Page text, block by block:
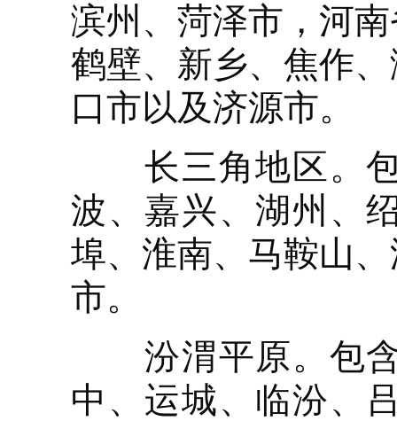
滨州、菏泽市，河
鹤壁、新乡、焦作
口市以及济源市。
长三角地区。包
波、嘉兴、湖州、
埠、淮南、马鞍山
市。
汾渭平原。包含
中、运城、临汾、